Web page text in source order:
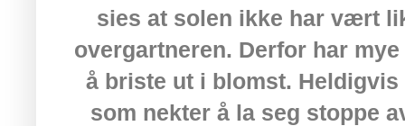
sies at solen ikke har vært
overgartneren. Derfor har
å briste ut i blomst.
som nekter å la seg stoppe